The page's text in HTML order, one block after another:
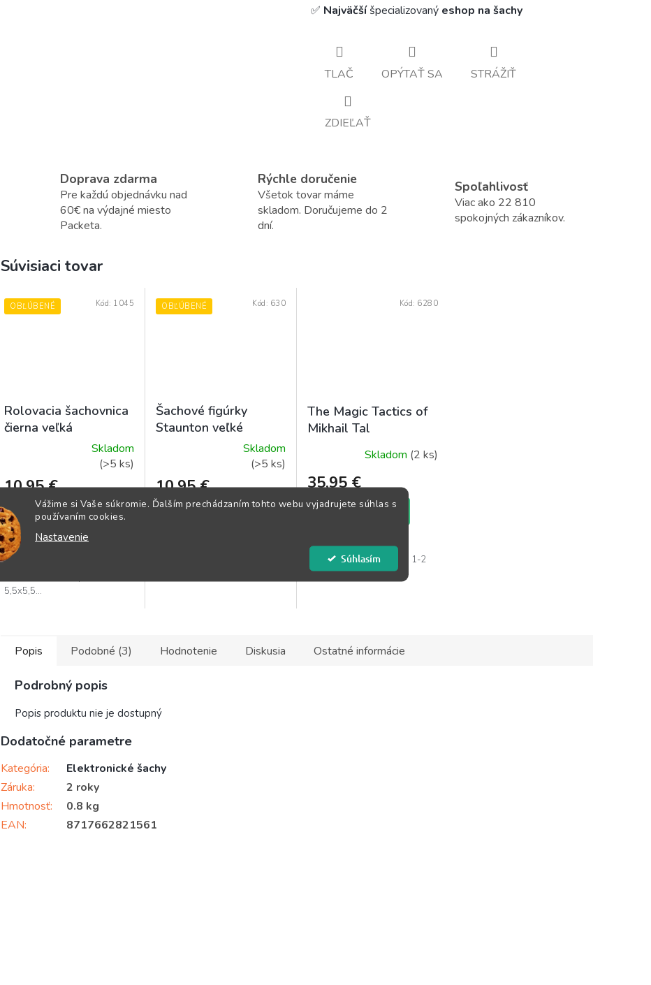
Vážime si Vaše súkromie. Ďalším prechádzaním tohto webu vyjadrujete súhlas s
používaním cookies.
Nastavenie
Súhlasím
✅ Najväčšíšpecializovaný eshop na šachy
TLAČ OPÝTAŤ SA STRÁŽIŤ
ZDIEĽAŤ
Doprava zdarma
Pre každú objednávku nad
60€ na výdajné miesto
Packeta.
Rýchle doručenie
Všetok tovar máme
skladom. Doručujeme do 2
dní.
Spoľahlivosť
Viac ako 22 810
spokojných zákazníkov.
Súvisiaci tovar
OBĽÚBENÉ
Rolovacia šachovnica
čierna veľká
produktu
je
5,0
z
5
Skladom
(>5 ks)
10,95 €
DO KOŠÍKA
Rolovacia šachovnica
čiernaVeľkosť šachovnice
5,5x5,5...
Kód: 1045 OBĽÚBENÉ
Šachové figúrky
Staunton veľké
produktu
je
Skladom
(>5 ks)
10,95 €
Kód: 630
The Magic Tactics of
Mikhail Tal
Skladom (2 ks)
35,95 €
DO KOŠÍKA
Učte sa od Legendy!
✅ Doručenie zvyčajne do 1-2
dní✅ Zákaznícka...
Kód: 6280
Popis Podobné (3) Hodnotenie Diskusia Ostatné informácie
Podrobný popis
Popis produktu nie je dostupný
Dodatočné parametre
Kategória:
Elektronické šachy
Záruka:
2 roky
Hmotnosť:
0.8 kg
EAN: 8717662821561